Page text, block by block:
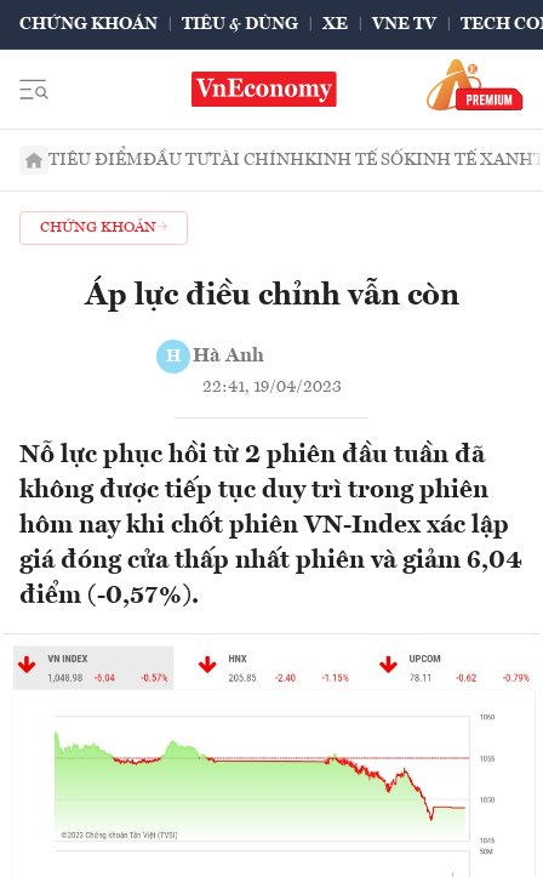
CHỨNG KHOÁN TIÊU & DÙNG XE VNE TV TECH
TIÊU ĐIỂMĐẦU TƯTÀI CHÍNHKINH TẾ SỐKINH TẾ XANH
CHỨNG KHOÁN
Áp lực điều chỉnh vẫn còn
H Hà Anh
22:41, 19/04/2023
Nỗ lực phục hồi từ 2 phiên đầu tuần đã
không được tiếp tục duy trì trong phiên
hôm nay khi chốt phiên VN-Index xác lập
giá đóng cửa thấp nhất phiên và giảm 6,04
điểm (-0,57%).